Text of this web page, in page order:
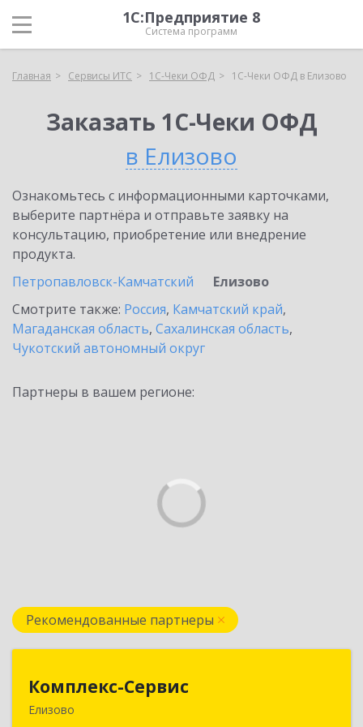
1С:Предприятие 8
Система программ
Главная Сервисы ИТС 1С-Чеки ОФД 1С-Чеки ОФД в Елизово
Заказать 1С-Чеки ОФД
в Елизово
Ознакомьтесь с информационными карточками,
выберите партнёра и отправьте заявку на
консультацию, приобретение или внедрение
продукта.
Петропавловск-Камчатский
Елизово
Смотрите также: Россия, Камчатский край,
Магаданская область, Сахалинская область,
Чукотский автономный округ
Партнеры в вашем регионе:
Рекомендованные партнеры
Комплекс-Сервис
Елизово684000, Камчатский край, Елизовский р-н,